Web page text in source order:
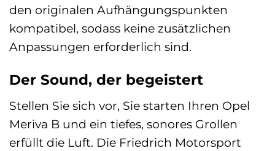
den originalen Aufhängungspunkten
kompatibel, sodass keine zusätzlichen
Anpassungen erforderlich sind.
Der Sound, der begeistert
Stellen Sie sich vor, Sie starten Ihren Opel
Meriva B und ein tiefes, sonores Grollen
erfüllt die Luft. Die Friedrich Motorsport